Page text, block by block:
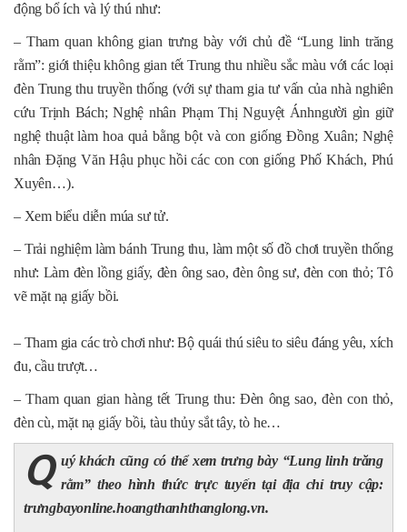
động bổ ích và lý thú như:
– Tham quan không gian trưng bày với chủ đề “Lung linh trăng
rằm”: giới thiệu không gian tết Trung thu nhiều sắc màu với các loại
đèn Trung thu truyền thống (với sự tham gia tư vấn của nhà nghiên
cứu Trịnh Bách; Nghệ nhân Phạm Thị Nguyệt Ánhngười gìn giữ
nghệ thuật làm hoa quả bằng bột và con giống Đồng Xuân; Nghệ
nhân Đặng Văn Hậu phục hồi các con con giống Phố Khách, Phú
Xuyên…).
– Xem biểu diễn múa sư tử.
– Trải nghiệm làm bánh Trung thu, làm một số đồ chơi truyền thống
như: Làm đèn lồng giấy, đèn ông sao, đèn ông sư, đèn con thỏ; Tô
vẽ mặt nạ giấy bồi.
– Tham gia các trò chơi như: Bộ quái thú siêu to siêu đáng yêu, xích
đu, cầu trượt…
– Tham quan gian hàng tết Trung thu: Đèn ông sao, đèn con thỏ,
đèn cù, mặt nạ giấy bồi, tàu thủy sắt tây, tò he…
Q uý khách cũng có thể xem trưng bày “Lung linh trăng
rằm” theo hình thức trực tuyến tại địa chỉ truy cập:
trưngbayonline.hoangthanhthanglong.vn.